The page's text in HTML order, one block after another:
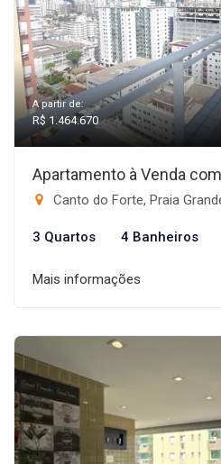
A partir de:
R$ 1.464.670
Apartamento à Venda
Canto do Forte, Praia
3 Quartos 4 Banheiros
Mais informações